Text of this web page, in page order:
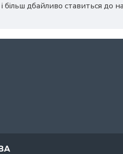
дбайливо ставиться до